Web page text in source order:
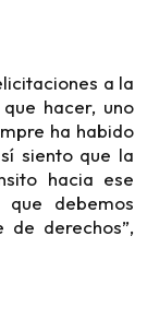
a la
hacer, uno
ha habido
siento que la
hacia ese
que debemos
de derechos”,